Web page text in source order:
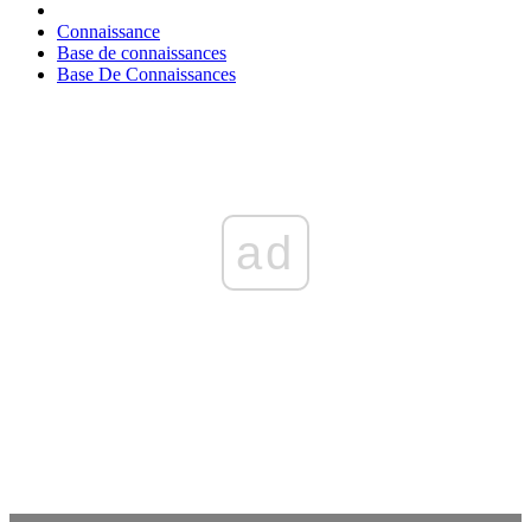
Connaissance
Base de connaissances
Base De Connaissances
ad